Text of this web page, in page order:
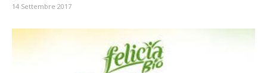
14 Settembre 2017